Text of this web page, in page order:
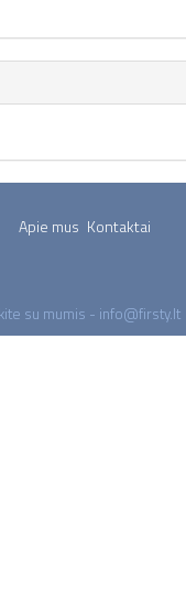
Apie mus Kontaktai
su mumis - info@firsty.lt